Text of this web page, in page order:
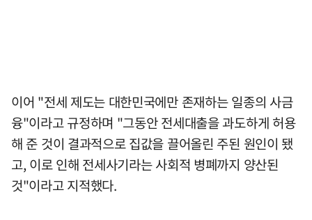
이어 "전세 제도는 대한민국에만 존재하는 일종의 사금
융"이라고 규정하며 "그동안 전세대출을 과도하게 허용
해 준 것이 결과적으로 집값을 끌어올린 주된 원인이 됐
고, 이로 인해 전세사기라는 사회적 병폐까지 양산된
것"이라고 지적했다.